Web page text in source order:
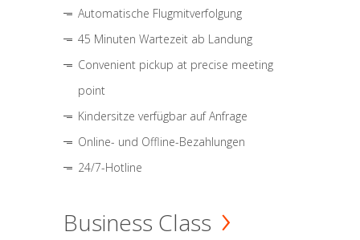
Automatische Flugmitverfolgung
45 Minuten Wartezeit ab Landung
Convenient pickup at precise meeting
point
Kindersitze verfügbar auf Anfrage
Online- und Offline-Bezahlungen
24/7-Hotline
Business Class